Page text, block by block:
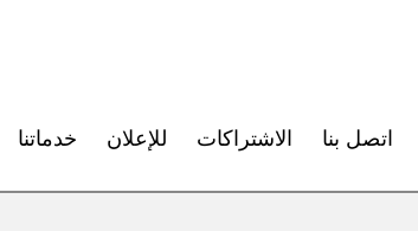
اتصل بنا الاشتراكات للإعلان خدماتنا